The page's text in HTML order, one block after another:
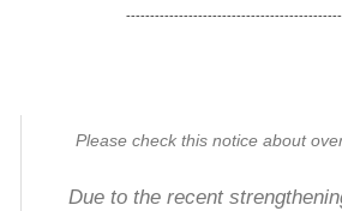
Please check this notice about
Due to the recent